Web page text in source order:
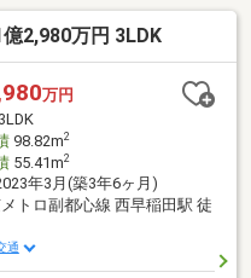
・JR山手線
可能な好立地・建物84.24
開放的な空間・駐車場1台
2,980万円 3LDK
万円
3LDK
98.82m2
55.41m2
年3月(築3年6ヶ月)
トロ副都心線 西早稲田駅 徒
通